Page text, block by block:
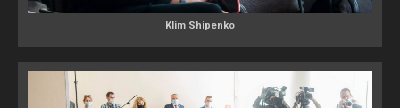
Klim Shipenko